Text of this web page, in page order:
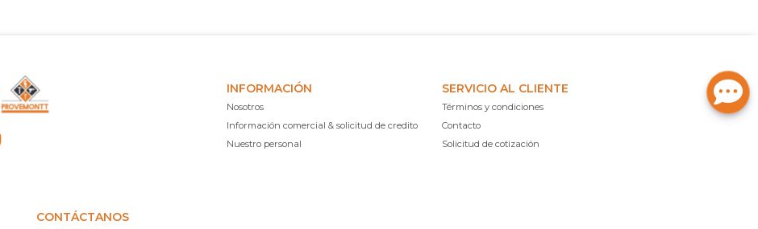
INFORMACIÓN
Nosotros
Información comercial & solicitud de credito
Nuestro personal
SERVICIO AL CLIENTE
Términos y condiciones
Contacto
Solicitud de cotización
CONTÁCTANOS